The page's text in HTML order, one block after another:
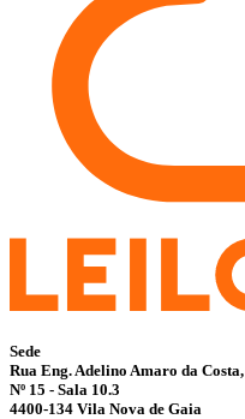
Sede
Rua Eng. Adelino Amaro da Costa,
Nº 15 - Sala 10.3
4400-134 Vila Nova de Gaia